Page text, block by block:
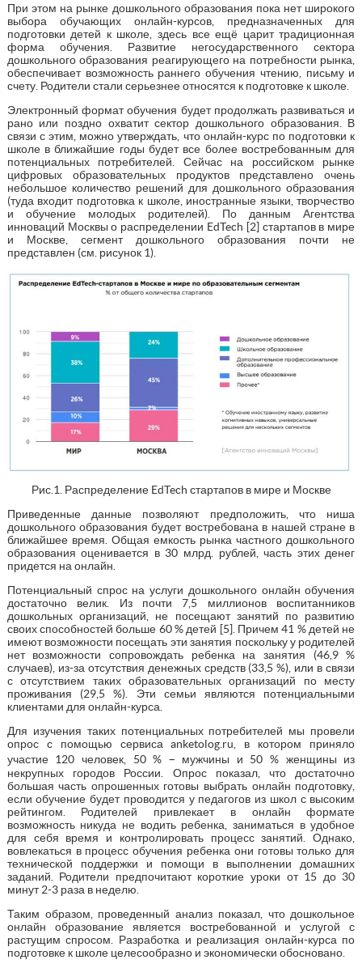
При этом на рынке дошкольного образования пока нет широкого
выбора обучающих онлайн-курсов, предназначенных для
подготовки детей к школе, здесь все ещё царит традиционная
форма обучения. Развитие негосударственного сектора
дошкольного образования реагирующего на потребности рынка,
обеспечивает возможность раннего обучения чтению, письму и
счету. Родители стали серьезнее относятся к подготовке к школе.
Электронный формат обучения будет продолжать развиваться и
рано или поздно охватит сектор дошкольного образования. В
связи с этим, можно утверждать, что онлайн-курс по подготовки к
школе в ближайшие годы будет все более востребованным для
потенциальных потребителей. Сейчас на российском рынке
цифровых образовательных продуктов представлено очень
небольшое количество решений для дошкольного образования
(туда входит подготовка к школе, иностранные языки, творчество
и обучение молодых родителей). По данным Агентства
инноваций Москвы о распределении EdTech [2] стартапов в мире
и Москве, сегмент дошкольного образования почти не
представлен (см. рисунок 1).
Рис.1. Распределение EdTech стартапов в мире и Москве
Приведенные данные позволяют предположить, что ниша
дошкольного образования будет востребована в нашей стране в
ближайшее время. Общая емкость рынка частного дошкольного
образования оценивается в 30 млрд. рублей, часть этих денег
придется на онлайн.
Потенциальный спрос на услуги дошкольного онлайн обучения
достаточно велик. Из почти 7,5 миллионов воспитанников
дошкольных организаций, не посещают занятий по развитию
своих способностей больше 60 % детей [5]. Причем 41 % детей не
имеют возможности посещать эти занятия поскольку у родителей
нет возможности сопровождать ребенка на занятия (46,9 %
случаев), из-за отсутствия денежных средств (33,5 %), или в связи
с отсутствием таких образовательных организаций по месту
проживания (29,5 %). Эти семьи являются потенциальными
клиентами для онлайн-курса.
Для изучения таких потенциальных потребителей мы провели
опрос с помощью сервиса anketolog.ru, в котором приняло
участие 120 человек, 50 % – мужчины и 50 % женщины из
некрупных городов России. Опрос показал, что достаточно
большая часть опрошенных готовы выбрать онлайн подготовку,
если обучение будет проводится у педагогов из школ с высоким
рейтингом. Родителей привлекает в онлайн формате
возможность никуда не водить ребенка, заниматься в удобное
для себя время и контролировать процесс занятий. Однако,
вовлекаться в процесс обучения ребенка они готовы только для
технической поддержки и помощи в выполнении домашних
заданий. Родители предпочитают короткие уроки от 15 до 30
минут 2-3 раза в неделю.
Таким образом, проведенный анализ показал, что дошкольное
онлайн образование является востребованной и услугой с
растущим спросом. Разработка и реализация онлайн-курса по
подготовке к школе целесообразно и экономически обосновано.